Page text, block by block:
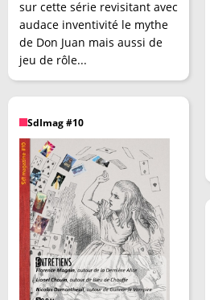
sur cette série revisitant avec
audace inventivité le mythe
de Don Juan mais aussi de
jeu de rôle...
SdImag #10